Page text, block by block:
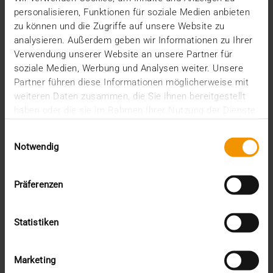
personalisieren, Funktionen für soziale Medien anbieten
zu können und die Zugriffe auf unsere Website zu
analysieren. Außerdem geben wir Informationen zu Ihrer
Verwendung unserer Website an unsere Partner für
soziale Medien, Werbung und Analysen weiter. Unsere
Partner führen diese Informationen möglicherweise mit
weiteren Daten zusammen, die Sie ihnen bereitgestellt
Notwendig
Präferenzen
Statistiken
Marketing
VISUS HEALTH IT
MEHR ERFAHREN